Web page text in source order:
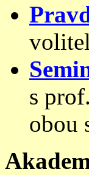
s
obou